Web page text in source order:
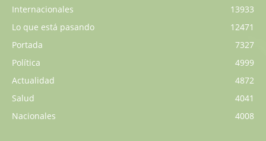
Internacionales
13933
Lo que está pasando
12471
Portada
7327
Política
4999
Actualidad
4872
Salud
4041
Nacionales
4008